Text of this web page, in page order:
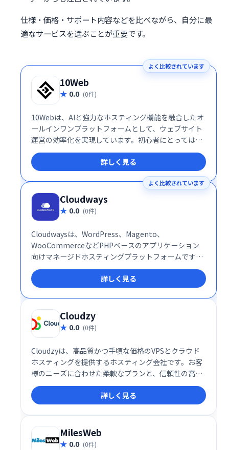
仕様・価格・サポート内容などを比べながら、自分に最
適なサービスを選ぶことが重要です。
よく比較されています
10Web
0.0 (0件)
10Webは、AIと強力なホスティング機能を融合したオ
ールインワンプラットフォームとして、ウェブサイト
運営の効率化を実現しています。初心者にとっては簡
単な操作性が魅力であり、プロフェッショナルにとっ
ては高い拡張性と効率性が評価されています。これか
らサイトを立ち上げたい方や、運営をより効率化した
い方に最適なサービスと言えるでしょう。
詳しく見る
よく比較されています
Cloudways
0.0 (0件)
Cloudwaysは、WordPress、Magento、
WooCommerceなどPHPベースのアプリケーション
向けマネージドホスティングプラットフォームです。
高速で信頼性の高い環境と24時間365日のサポートを
提供し、お客様のWebサイトのパフォーマンスを最大
限に引き出します。カスタムビルドサイトにも対応。
セキュリティも万全で、安心してご利用いただけま
す。
詳しく見る
Cloudzy
0.0 (0件)
Cloudzyは、高品質かつ手頃な価格のVPSとクラウド
ホスティングを提供するホスティング会社です。お客
様のニーズに合わせた柔軟なプランと、信頼性の高い
サービスで、ウェブサイトやアプリケーションのホス
ティングをサポートします。コストパフォーマンスに
優れたソリューションをお探しなら、Cloudzyにご相
談ください。
詳しく見る
MilesWeb
0.0 (0件)